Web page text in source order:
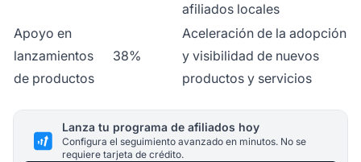
afiliados locales
Apoyo en
lanzamientos
de productos
38%
Aceleración de la adopción
y visibilidad de nuevos
productos y servicios
Lanza tu programa de afiliados hoy
Configura el seguimiento avanzado en minutos. No se
requiere tarjeta de crédito.